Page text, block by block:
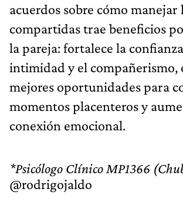
acuerdos sobre cómo manejar
compartidas trae beneficios
la pareja: fortalece la
intimidad y el compañerismo,
mejores oportunidades para
momentos placenteros y
conexión emocional.
*Psicólogo Clínico MP1366
@rodrigojaldo